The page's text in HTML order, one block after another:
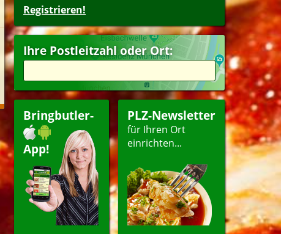
Registrieren!
Ihre Postleitzahl oder Ort:
Bringbutler-
App!
PLZ-Newsletter
für Ihren Ort
einrichten...